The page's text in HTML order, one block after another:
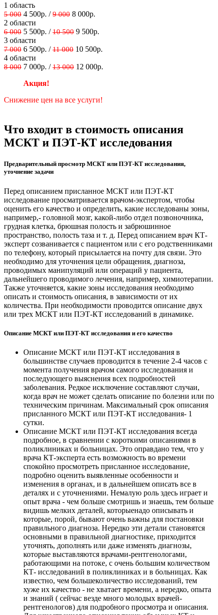
1 область
5 000 4 500р. /9 000 8 000р.
2 области
6 000 5 500р. /10 500 9 500р.
3 области
7 000 6 500р. /11 000 10 500р.
4 области
8 000 7 000р. /13 000 12 000р.
Акция!
Снижение цен на все услуги!
Что входит в стоимость описания
МСКТ и ПЭТ-КТ исследования
Предварительный просмотр МСКТ или ПЭТ-КТ исследования,
уточнение задачи
Перед описанием присланное МСКТ или ПЭТ-КТ
исследование просматривается врачом-экспертом, чтобы
оценить его качество и определить, какие исследованы зоны,
например,- головной мозг, какой-либо отдел позвоночника,
грудная клетка, брюшная полость и забрюшинное
пространство, полость таза и т. д. Перед описанием врач КТ-
эксперт созванивается с пациентом или с его родственниками
по телефону, который присылается на почту для связи. Это
необходимо для уточнения цели обращения, диагноза,
проводимых манипуляций или операций у пациента,
дальнейшего проводимого лечения, например, химиотерапии.
Также уточняется, какие зоны исследования необходимо
описать и стоимость описания, в зависимости от их
количества. При необходимости проводится описание двух
или трех МСКТ или ПЭТ-КТ исследований в динамике.
Описание МСКТ или ПЭТ-КТ исследования и его качество
Описание МСКТ или ПЭТ-КТ исследования в
большинстве случаев проводится в течение 2-4 часов с
момента получения врачом самого исследования и
последующего выяснения всех подробностей
заболевания. Редкое исключение составляют случаи,
когда врач не может сделать описание по болезни или по
техническим причинам. Максимальный срок описания
присланного МСКТ или ПЭТ-КТ исследования- 1
сутки.
Описание МСКТ или ПЭТ-КТ исследования всегда
подробное, в сравнении с короткими описаниями в
поликлиниках и больницах. Это оправдано тем, что у
врача КТ-эксперта есть возможность во времени
спокойно просмотреть присланное исследование,
подробно оценить выявленные особенности и
изменения в органах, и в дальнейшем описать все в
деталях и с уточнениями. Немалую роль здесь играет и
опыт врача - чем больше смотришь и знаешь, тем больше
видишь мелких деталей, которыенадо описывать и
которые, порой, бывают очень важны для постановки
правильного диагноза. Нередко эти детали становятся
основными в правильной диагностике, приходится
уточнять, дополнять или даже изменять диагнозы,
которые выставляются врачами-рентгенологами,
работающими на потоке, с очень большим количеством
КТ- исследований в поликлиниках и в больницах. Как
известно, чем большеколичество исследований, тем
хуже их качество - не хватает времени, а нередко, опыта
и знаний ( сейчас везде много молодых врачей-
рентгенологов) для подробного просмотра и описания.